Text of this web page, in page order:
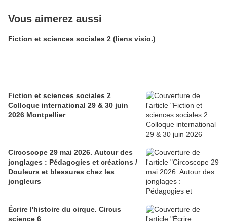
Vous aimerez aussi
Fiction et sciences sociales 2 (liens visio.)
Fiction et sciences sociales 2
Colloque international 29 & 30 juin
2026 Montpellier
Circoscope 29 mai 2026. Autour des
jonglages : Pédagogies et créations /
Douleurs et blessures chez les
jongleurs
Écrire l'histoire du cirque. Circus
science 6